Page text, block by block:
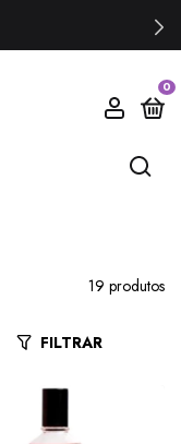
0
19 produtos
FILTRAR